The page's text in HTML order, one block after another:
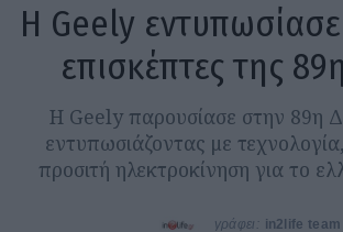
Η Geely
επισκέπτες της
Η Geely παρουσίασε στην 89η
εντυπωσιάζοντας με
προσιτή ηλεκτροκίνηση για το
γράφει: in2life team